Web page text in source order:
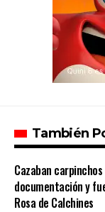
También
Cazaban
documentación y
Rosa de Calchines